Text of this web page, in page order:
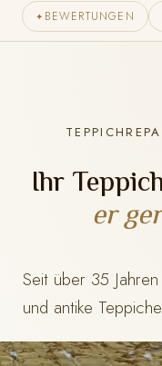
✦ BEWERTUNGEN
Ihr
er
Seit über 35
und antike